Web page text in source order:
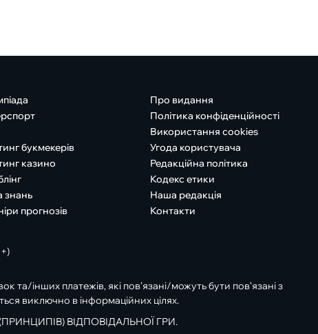
букмекерів
казино
знань
прогнозів
Про видання
Політика конфіденційності
Використання cookies
Угода користувача
Редакційна політика
Кодекс етики
Наша редакція
Контакти
та/інших платежів, які пов’язані/можуть бути пов’язані з
виключно в інформаційних цілях.
ВІДПОВІДАЛЬНОЇ ГРИ.